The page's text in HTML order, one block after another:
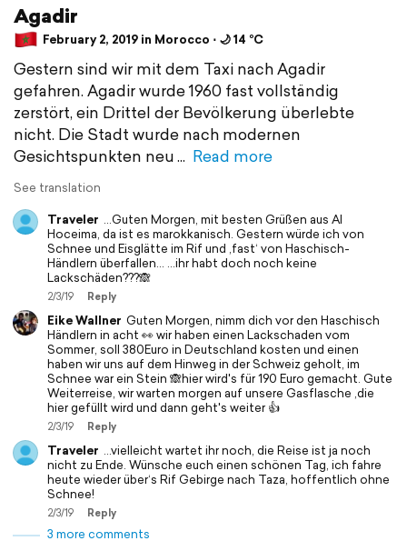
Agadir
February 2, 2019 in Morocco ⋅ 🌙 14 °C
Gestern sind wir mit dem Taxi nach Agadir
gefahren. Agadir wurde 1960 fast vollständig
zerstört, ein Drittel der Bevölkerung überlebte
nicht. Die Stadt wurde nach modernen
Gesichtspunkten neu
Read more
See translation
Traveler ...Guten Morgen, mit besten Grüßen aus Al
Hoceima, da ist es marokkanisch. Gestern würde ich von
Schnee und Eisglätte im Rif und ,fast‘ von Haschisch-
Händlern überfallen... ...ihr habt doch noch keine
Lackschäden???🙈
2/3/19 Reply
Eike Wallner Guten Morgen, nimm dich vor den Haschisch
Händlern in acht 👀 wir haben einen Lackschaden vom
Sommer, soll 380Euro in Deutschland kosten und einen
haben wir uns auf dem Hinweg in der Schweiz geholt, im
Schnee war ein Stein 🙈hier wird's für 190 Euro gemacht. Gute
Weiterreise, wir warten morgen auf unsere Gasflasche ,die
hier gefüllt wird und dann geht's weiter 👍
2/3/19 Reply
Traveler ...vielleicht wartet ihr noch, die Reise ist ja noch
nicht zu Ende. Wünsche euch einen schönen Tag, ich fahre
heute wieder über‘s Rif Gebirge nach Taza, hoffentlich ohne
Schnee!
2/3/19 Reply
3 more comments